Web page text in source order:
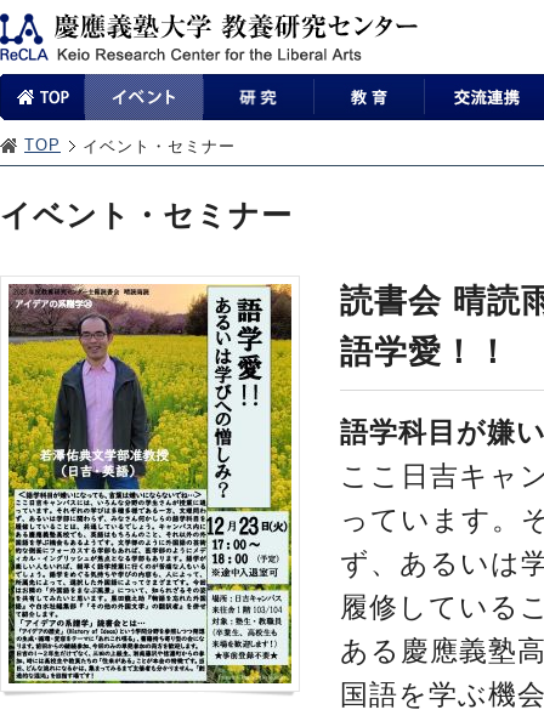
TOP イベント・セミナー
イベント・セミナー
読書会 晴読
語学愛！！
語学科目が嫌
ここ日吉キャ
っています。
ず、あるいは
履修している
ある慶應義塾
国語を学ぶ機